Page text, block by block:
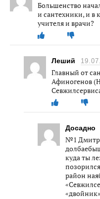
Большенство
и сантехники, и
учителя и врачи?
Леший
Главный от
Афиногенов
Досадно
№1
куда ты
район